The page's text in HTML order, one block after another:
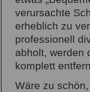
verursachte
erheblich zu
professionell
abholt, werden
komplett
Wäre zu